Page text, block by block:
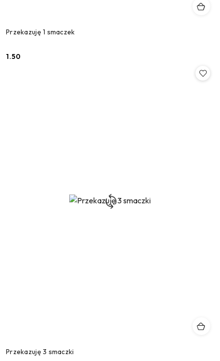
Przekazuję 1 smaczek
Cena:
1.50
Przekazuję 3 smaczki